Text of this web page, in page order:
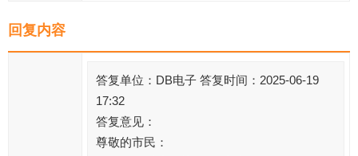
回复内容
答复单位：DB电子 答复时间：2025-06-19
17:32
答复意见：
尊敬的市民：